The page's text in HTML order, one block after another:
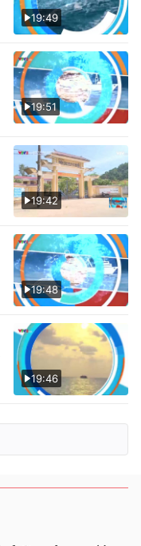
19:49
19:51
19:42
19:48
19:46